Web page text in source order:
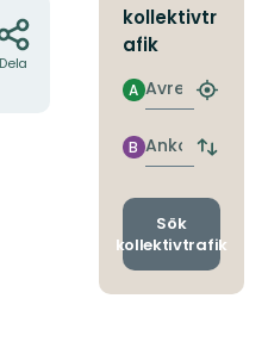
Dela
kollektivtr
afik
Avresa
A
Hitta
Ankomst
B
Byt
och
Sök
kollektivtrafik